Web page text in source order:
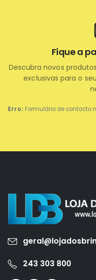
Erro: Formulário de contacto
Fique a
Descubra novos
exclusivas para o
243 303 800